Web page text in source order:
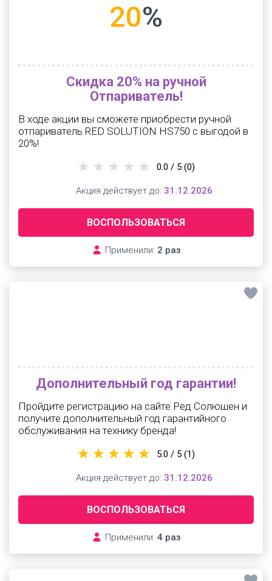
20%
Скидка 20% на ручной
Отпариватель!
В ходе акции вы сможете приобрести ручной
отпариватель RED SOLUTION HS750 с выгодой в
20%!
ВОСПОЛЬЗОВАТЬСЯ
Применили: 2 раз
0.0 / 5 (0)
Акция действует до: 31.12.2026
Дополнительный год гарантии!
Пройдите регистрацию на сайте Ред Солюшен и
получите дополнительный год гарантийного
обслуживания на технику бренда!
ВОСПОЛЬЗОВАТЬСЯ
Применили: 4 раз
5.0 / 5 (1)
Акция действует до: 31.12.2026